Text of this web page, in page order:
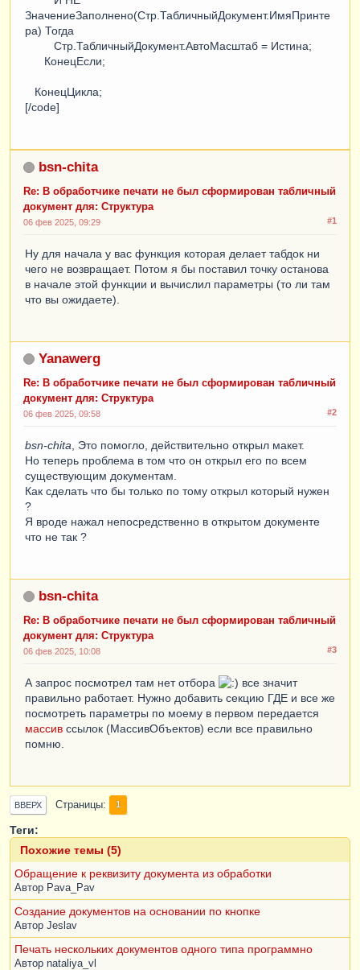
МонтажИзделияИзПВХНовый .ДатаЗавершения
                      |
                      |
Документ. МонтажИзделияИзПВХНовый
Запрос
Макет.ПолучитьОбласть( "Шапка");
ТабДокумент.Очистить
Пока Выборка.Следующий() Цикл
ОбластьШапки.
ВставлятьРазделительСтраниц = Истина;
КонецЦикла
Функция СтруктураДополнительныхДанныхФормы
Экспорт
Возврат
ХранилищаНастроек .ДанныеФорм.СформироватьСтру
ктуруДополнительныхДанных
ЗначениеЗаполнено(Стр.ТабличныйДокумент.ИмяПринте
ра) Тогда
Стр.ТабличныйДокумент.АвтоМасштаб = Истина;
КонецЕсли;
КонецЦикла;
[/code]
bsn-chita
Re: В обработчике печати не был сформирован табличный
документ для: Структура
#1
06 фев 2025, 09:29
Ну для начала у вас функция которая делает табдок ни
чего не возвращает. Потом я бы поставил точку останова
в начале этой функции и вычислил параметры (то ли там
что вы ожидаете).
Yanawerg
Re: В обработчике печати не был сформирован табличный
документ для: Структура
#2
06 фев 2025, 09:58
bsn-chita , Это помогло, действительно открыл макет.
Но теперь проблема в том что он открыл его по всем
существующим документам.
Как сделать что бы только по тому открыл который нужен
?
Я вроде нажал непосредственно в открытом документе
что не так ?
bsn-chita
Re: В обработчике печати не был сформирован табличный
документ для: Структура
#3
06 фев 2025, 10:08
А запрос посмотрел там нет отбора
все значит
правильно работает. Нужно добавить секцию ГДЕ и все же
посмотреть параметры по моему в первом передается
массив ссылок (МассивОбъектов) если все правильно
помню.
ВВЕРХ Страницы 1
Теги:
Похожие темы (5)
Обращение к реквизиту документа из обработки
Автор Pava_Pav
Создание документов на основании по кнопке
Автор Jeslav
Печать нескольких документов одного типа программно
Автор nataliya_vl